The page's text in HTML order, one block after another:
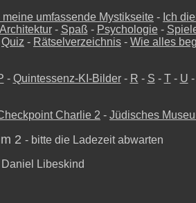
umfassende Mystikseite - Ich
Architektur- Spaß - Psychologie-
Quiz - Rätselverzeichnis - Wie alles
- Quintessenz-KI-Bilder- R - S - T- U -
Charlie 2 - Jüdisches
2 - bitte die Ladezeit abwarten
Libeskind